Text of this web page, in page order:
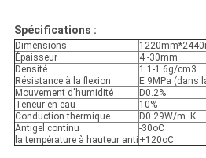
Spécifications :
Dimensions
Épaisseur
4 -30mm
Densité
1.1-1.6g/cm3
Résistance à la flexion
E 9MPa (dans
Mouvement d'humidité
D0.2%
Teneur en eau
10%
Conduction thermique
D0.29W/m. K
Antigel continu
-30oC
la température à hauteur anti +120oC